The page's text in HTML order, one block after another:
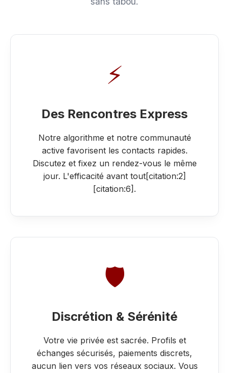
⚡
Des Rencontres Express
Notre algorithme et notre communauté
active favorisent les contacts rapides.
Discutez et fixez un rendez-vous le même
jour. L'efficacité avant tout[citation:2]
[citation:6].
🛡️
Discrétion & Sérénité
Votre vie privée est sacrée. Profils et
échanges sécurisés, paiements discrets,
aucun lien vers vos réseaux sociaux. Vous